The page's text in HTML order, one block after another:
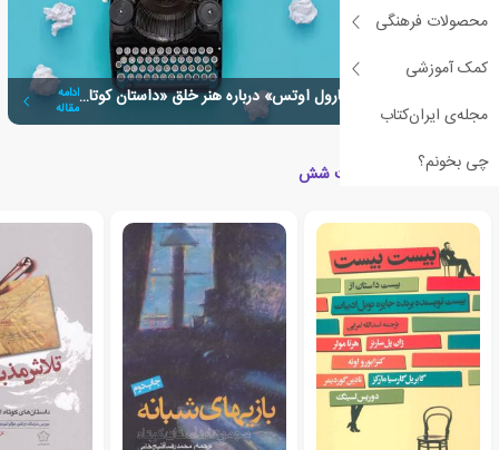
محصولات فرهنگی
کمک آموزشی
مجله‌ی ایران‌کتاب
چی بخونم؟
توصیه های «جویس کارول اوتس» درباره هنر خلق «داستان کوتاه»ادامه
مقاله
کتاب های مرتبط با جفت شش